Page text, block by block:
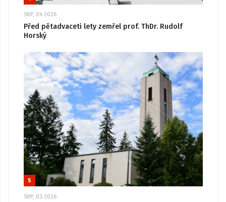
SRP, 04 2026
Před pětadvaceti lety zemřel prof. ThDr. Rudolf
Horský
5
SRP, 03 2026